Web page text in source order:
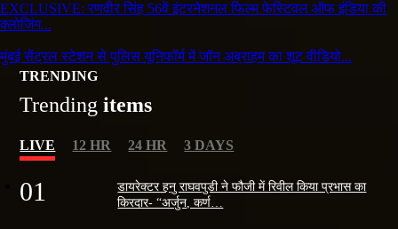
EXCLUSIVE: रणवीर सिंह 56वें इंटरनेशनल फिल्म फेस्टिवल ऑफ इंडिया की
क्लोजिंग...
मुंबई सेंट्रल स्टेशन से पुलिस यूनिफॉर्म में जॉन अब्राहम का शूट वीडियो...
TRENDING
Trendingitems
LIVE 12 HR 24 HR 3 DAYS
01
डायरेक्टर हनु राघवपुडी ने फौजी में रिवील किया प्रभास का
किरदार- “अर्जुन, कर्ण…